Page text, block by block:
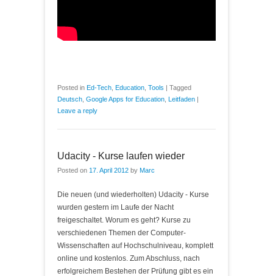
Posted in Ed-Tech Education Tools | Tagged
Deutsch Google Apps for Education Leitfaden |
Leave a reply
Udacity - Kurse laufen wieder
Posted on 17. April 2012 by Marc
Die neuen (und wiederholten) Udacity - Kurse
wurden gestern im Laufe der Nacht
freigeschaltet. Worum es geht? Kurse zu
verschiedenen Themen der Computer-
Wissenschaften auf Hochschulniveau, komplett
online und kostenlos. Zum Abschluss, nach
erfolgreichem Bestehen der Prüfung gibt es ein